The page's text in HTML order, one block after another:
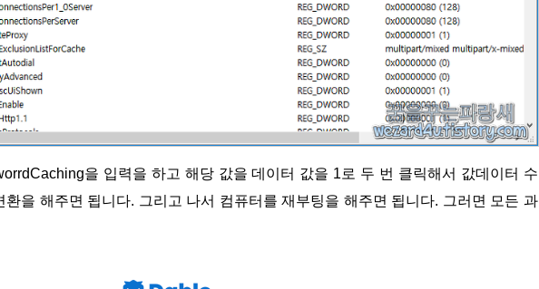
을 해주면 됩니다. 그리고 나서 컴퓨터를 재부팅을 해주면 됩니다. 그러면 모든 과